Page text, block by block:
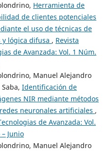
Herramienta de
de clientes potenciales
el uso de técnicas de
lógica difusa , Revista
de Avanzada: Vol. 1 Núm.
Manuel Alejandro
Identificación de
NIR mediante métodos
neuronales artificiales ,
de Avanzada: Vol.
Junio
Manuel Alejandro